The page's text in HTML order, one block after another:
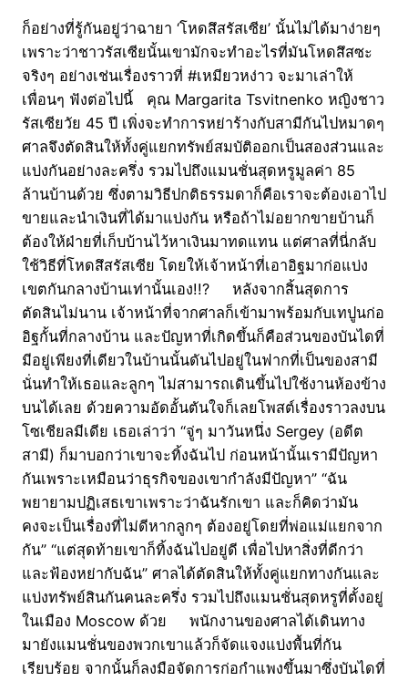
ก็อย่างที่รู้กันอยู่ว่าฉายา ‘โหดสึสรัสเซีย’ นั้นไม่ได้มาง่ายๆ
เพราะว่าชาวรัสเซียนั้นเขามักจะทำอะไรที่มันโหดสึสซะ
จริงๆ อย่างเช่นเรื่องราวที่ #เหมียวหง่าว จะมาเล่าให้
เพื่อนๆ ฟังต่อไปนี้ คุณ Margarita Tsvitnenko หญิงชาว
รัสเซียวัย 45 ปี เพิ่งจะทำการหย่าร้างกับสามีกันไปหมาดๆ
ศาลจึงตัดสินให้ทั้งคู่แยกทรัพย์สมบัติออกเป็นสองส่วนและ
แบ่งกันอย่างละครึ่ง รวมไปถึงแมนชั่นสุดหรูมูลค่า 85
ล้านบ้านด้วย ซึ่งตามวิธีปกติธรรมดาก็คือเราจะต้องเอาไป
ขายและนำเงินที่ได้มาแบ่งกัน หรือถ้าไม่อยากขายบ้านก็
ต้องให้ฝ่ายที่เก็บบ้านไว้หาเงินมาทดแทน แต่ศาลที่นี่กลับ
ใช้วิธีที่โหดสึสรัสเซีย โดยให้เจ้าหน้าที่เอาอิฐมาก่อแบ่ง
เขตกันกลางบ้านเท่านั้นเอง!!? หลังจากสิ้นสุดการ
ตัดสินไม่นาน เจ้าหน้าที่จากศาลก็เข้ามาพร้อมกับเทปูนก่อ
อิฐกั้นที่กลางบ้าน และปัญหาที่เกิดขึ้นก็คือส่วนของบันไดที่
มีอยู่เพียงที่เดียวในบ้านนั้นดันไปอยู่ในฟากที่เป็นของสามี
นั่นทำให้เธอและลูกๆ ไม่สามารถเดินขึ้นไปใช้งานห้องข้าง
บนได้เลย ด้วยความอัดอั้นตันใจก็เลยโพสต์เรื่องราวลงบน
โซเชียลมีเดีย เธอเล่าว่า “จู่ๆ มาวันหนึ่ง Sergey (อดีต
สามี) ก็มาบอกว่าเขาจะทิ้งฉันไป ก่อนหน้านั้นเรามีปัญหา
กันเพราะเหมือนว่าธุรกิจของเขากำลังมีปัญหา” “ฉัน
พยายามปฏิเสธเขาเพราะว่าฉันรักเขา และก็คิดว่ามัน
คงจะเป็นเรื่องที่ไม่ดีหากลูกๆ ต้องอยู่โดยที่พ่อแม่แยกจาก
กัน” “แต่สุดท้ายเขาก็ทิ้งฉันไปอยู่ดี เพื่อไปหาสิ่งที่ดีกว่า
และฟ้องหย่ากับฉัน” ศาลได้ตัดสินให้ทั้งคู่แยกทางกันและ
แบ่งทรัพย์สินกันคนละครึ่ง รวมไปถึงแมนชั่นสุดหรูที่ตั้งอยู่
ในเมือง Moscow ด้วย พนักงานของศาลได้เดินทาง
มายังแมนชั่นของพวกเขาแล้วก็จัดแจงแบ่งพื้นที่กัน
เรียบร้อย จากนั้นก็ลงมือจัดการก่อกำแพงขึ้นมาซึ่งบันไดที่